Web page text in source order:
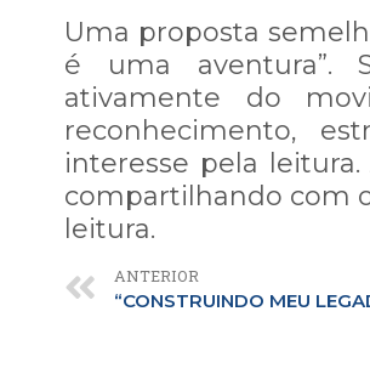
Uma proposta
é uma aventura”.
ativamente do
reconhecimento,
interesse pela
compartilhando com
leitura.
ANTERIOR